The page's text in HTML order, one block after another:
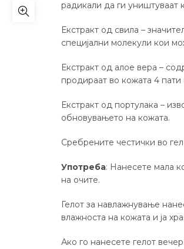
радикали да ги уништуваат
Екстракт од свила –
специјални молекули кои
Екстракт од алое вера –
продираат во кожата 4
Екстракт од портулака –
обновувањето на кожата.
Сребрените честички во
Употреба: Нанесете мала
на очите.
Гелот за навлажнување
влажноста на кожата и ја
Ако го нанесете гелот